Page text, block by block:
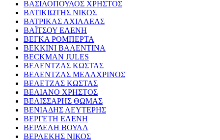
ΒΑΣΙΛΟΠΟΥΛΟΣ ΧΡΗΣΤΟΣ
ΒΑΤΙΚΙΩΤΗΣ ΝΙΚΟΣ
ΒΑΤΡΙΚΑΣ ΑΧΙΛΛΕΑΣ
ΒΑΪΤΣΟΥ ΕΛΕΝΗ
ΒΕΓΚΑ ΡΟΜΠΕΡΤΑ
ΒΕΚΚΙΝΙ ΒΑΛΕΝΤΙΝΑ
BECKMAN JULES
ΒΕΛΕΝΤΖΑΣ ΚΩΣΤΑΣ
ΒΕΛΕΝΤΖΑΣ ΜΕΛΑΧΡΙΝΟΣ
ΒΕΛΕΤΖΑΣ ΚΩΣΤΑΣ
ΒΕΛΙΑΝΟ ΧΡΗΣΤΟΣ
ΒΕΛΙΣΣΑΡΗΣ ΘΩΜΑΣ
ΒΕΝΙΑΔΗΣ ΛΕΥΤΕΡΗΣ
ΒΕΡΓΕΤΗ ΕΛΕΝΗ
ΒΕΡΔΕΛΗ ΒΟΥΛΑ
ΒΕΡΛΕΚΗΣ ΝΙΚΟΣ